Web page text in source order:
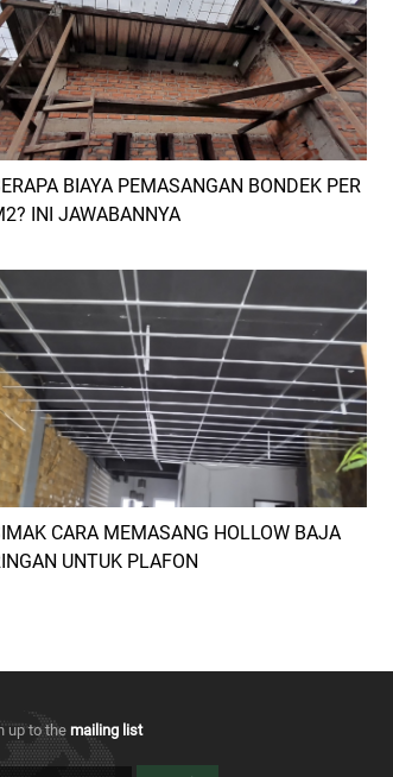
BIAYA PEMASANGAN BONDEK PER
INI JAWABANNYA
CARA MEMASANG HOLLOW BAJA
UNTUK PLAFON
up to the mailing list